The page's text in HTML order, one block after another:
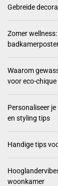
Gebreide
Zomer
Waarom
voor eco-
Personaliseer
en styling tips
Handige tips
woonkamer